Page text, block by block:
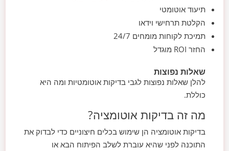
תיעוד אוטומטי
הקלטת תרחישי וידאו
תמיכת לקוחות מומחים 24/7
החזר ROI מוגדל
שאלות נפוצות
להלן שאלות נפוצות לגבי בדיקות אוטומטיות ומה היא
כוללת.
מה זה בדיקות אוטומציה?
בדיקות אוטומציה הן שימוש בכלים חיצוניים כדי לבדוק את
התוכנה לפני שהיא עוברת לשלב הפיתוח הבא או